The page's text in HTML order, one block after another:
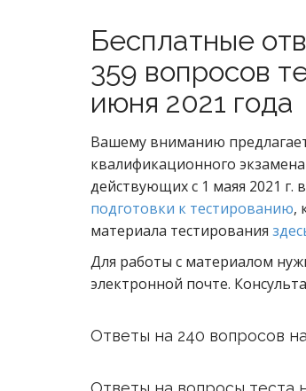
Бесплатные
359 вопросов
июня 2021 года
Вашему вниманию
квалификационного
действующих с 1 маяя 2021 г.
подготовки к тестированию,
материала тестирования
Для работы с материалом
электронной почте.
Ответы на 240 вопросов